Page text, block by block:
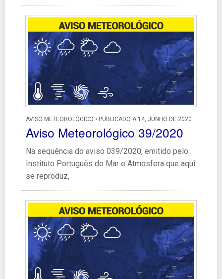
AVISO METEOROLÓGICO • PUBLICADO A 14, JUNHO DE 2020
Aviso Meteorológico 39/2020
Na sequência do aviso 039/2020, emitido pelo
Instituto Português do Mar e Atmosfera que aqui
se reproduz,